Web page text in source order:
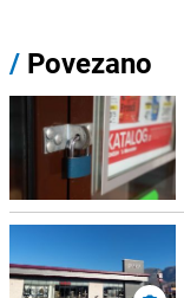
/ Povezano